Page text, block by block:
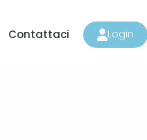
Contattaci Login